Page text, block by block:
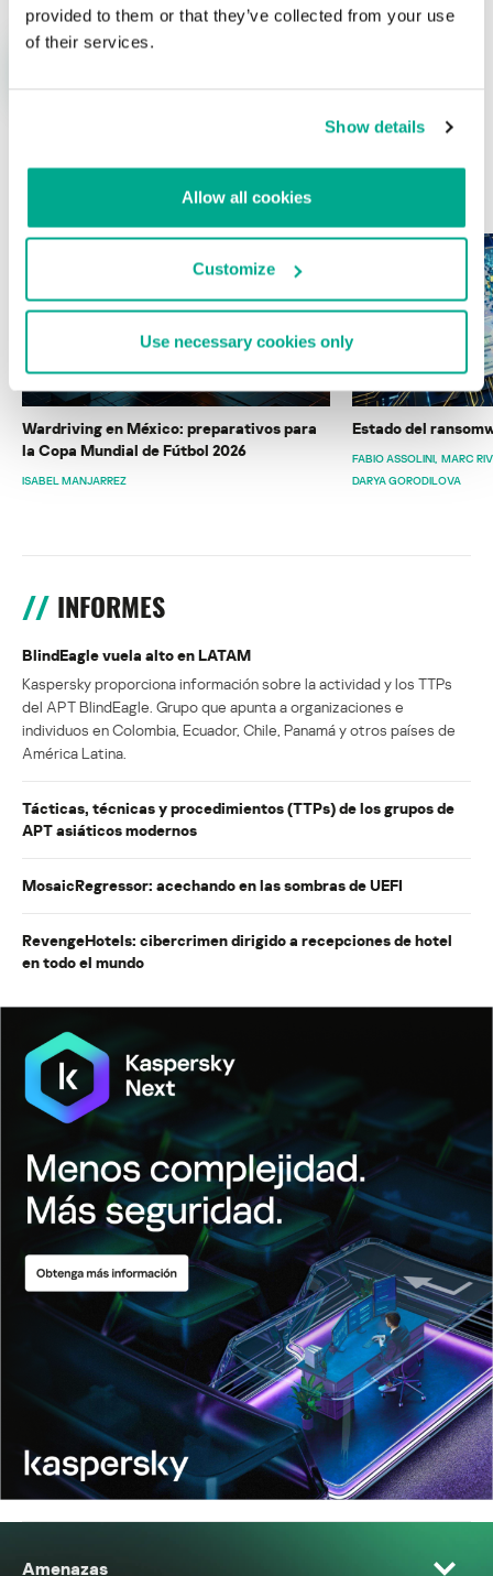
provided to them or that they’ve collected from your use
of their services.
Show details
Allow all cookies
Customize
Use necessary cookies only
ÚLTIMAS PUBLICACIONES
Wardriving en México: preparativos para
la Copa Mundial de Fútbol 2026
ISABEL MANJARREZ
Estado del
FABIO ASSOLINI MARC
DARYA GORODILOVA
INFORMES
BlindEagle vuela alto en LATAM
Kaspersky proporciona información sobre la actividad y los TTPs
del APT BlindEagle. Grupo que apunta a organizaciones e
individuos en Colombia, Ecuador, Chile, Panamá y otros países de
América Latina.
Tácticas, técnicas y procedimientos (TTPs) de los grupos de
APT asiáticos modernos
MosaicRegressor: acechando en las sombras de UEFI
RevengeHotels: cibercrimen dirigido a recepciones de hotel
en todo el mundo
Amenazas